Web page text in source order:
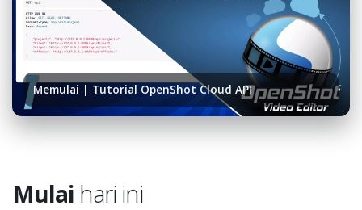
Memulai | Tutorial OpenShot Cloud API
Mulai hari ini